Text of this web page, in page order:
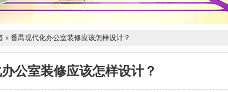
» 番禺现代化办公室装修应该怎样设计？
公室装修应该怎样设计？